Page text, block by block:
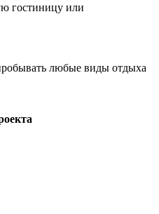
гостиницу или
любые виды отдыха